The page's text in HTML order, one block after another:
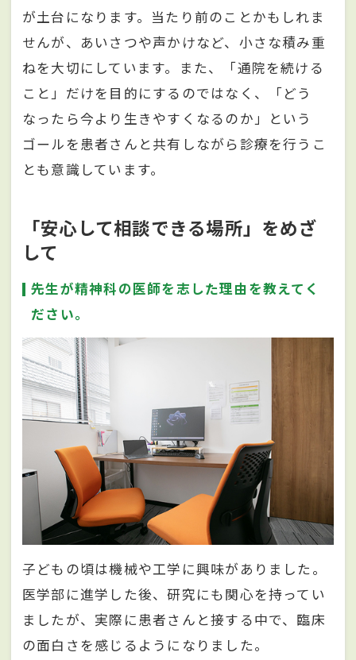
が土台になります。当たり前のことかもしれま
せんが、あいさつや声かけなど、小さな積み重
ねを大切にしています。また、「通院を続ける
こと」だけを目的にするのではなく、「どう
なったら今より生きやすくなるのか」という
ゴールを患者さんと共有しながら診療を行うこ
とも意識しています。
「安心して相談できる場所」をめざ
して
先生が精神科の医師を志した理由を教えてく
ださい。
子どもの頃は機械や工学に興味がありました。
医学部に進学した後、研究にも関心を持ってい
ましたが、実際に患者さんと接する中で、臨床
の面白さを感じるようになりました。